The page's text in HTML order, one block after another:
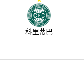
科里蒂巴